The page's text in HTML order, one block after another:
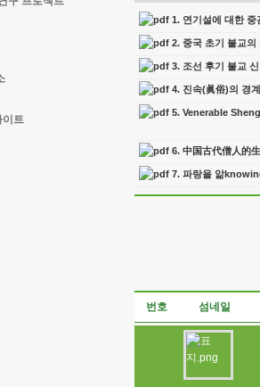
이트
1. 연기설에 대한
2. 중국 초기 불교
3. 조선 후기 불교
4. 진속(眞俗)의 경
5. Venerable
6. 中国古代僧人的
7. 파랑을 앎
번호 섬네일